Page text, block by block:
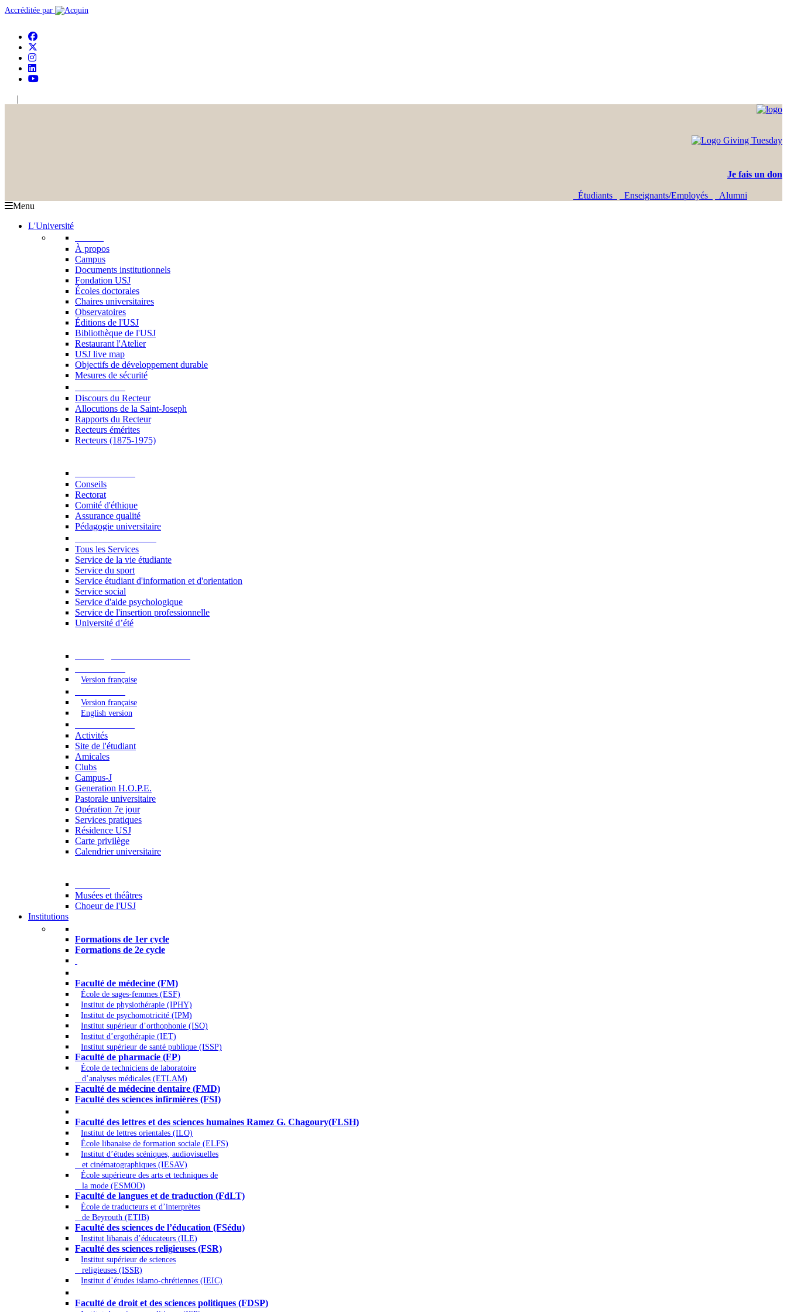
Accréditée par
|
Je fais un don
Étudiants Enseignants/Employés
Alumni
Menu
L'Université
À propos
Campus
Documents institutionnels
Fondation USJ
Écoles doctorales
Chaires universitaires
Observatoires
Éditions de l'USJ
Bibliothèque de l'USJ
Restaurant l'Atelier
USJ live map
Objectifs de développement durable
Mesures de sécurité
Discours du Recteur
Allocutions de la Saint-Joseph
Rapports du Recteur
Recteurs émérites
Recteurs (1875-1975)
Conseils
Rectorat
Comité d'éthique
Assurance qualité
Pédagogie universitaire
Tous les Services
Service de la vie étudiante
Service du sport
Service étudiant d'information et d'orientation
Service social
Service d'aide psychologique
Service de l'insertion professionnelle
Université d’été
Version française
Version française
English version
Activités
Site de l'étudiant
Amicales
Clubs
Campus-J
Generation H.O.P.E.
Pastorale universitaire
Opération 7e jour
Services pratiques
Résidence USJ
Carte privilège
Calendrier universitaire
Musées et théâtres
Choeur de l'USJ
Institutions
Formations de 1er cycle
Formations de 2e cycle
Faculté de médecine (FM)
École de sages-femmes (ESF)
Institut de physiothérapie (IPHY)
Institut de psychomotricité (IPM)
Institut supérieur d’orthophonie (ISO)
Institut d’ergothérapie (IET)
Institut supérieur de santé publique (ISSP)
Faculté de pharmacie (FP)
École de techniciens de laboratoire
d’analyses médicales (ETLAM)
Faculté de médecine dentaire (FMD)
Faculté des sciences infirmières (FSI)
Faculté des lettres et des sciences humaines Ramez G. Chagoury(FLSH)
Institut de lettres orientales (ILO)
École libanaise de formation sociale (ELFS)
Institut d’études scéniques, audiovisuelles
et cinématographiques (IESAV)
École supérieure des arts et techniques de
la mode (ESMOD)
Faculté de langues et de traduction (FdLT)
École de traducteurs et d’interprètes
de Beyrouth (ETIB)
Faculté des sciences de l’éducation (FSédu)
Institut libanais d’éducateurs (ILE)
Faculté des sciences religieuses (FSR)
Institut supérieur de sciences
religieuses (ISSR)
Institut d’études islamo-chrétiennes (IEIC)
Faculté de droit et des sciences politiques (FDSP)